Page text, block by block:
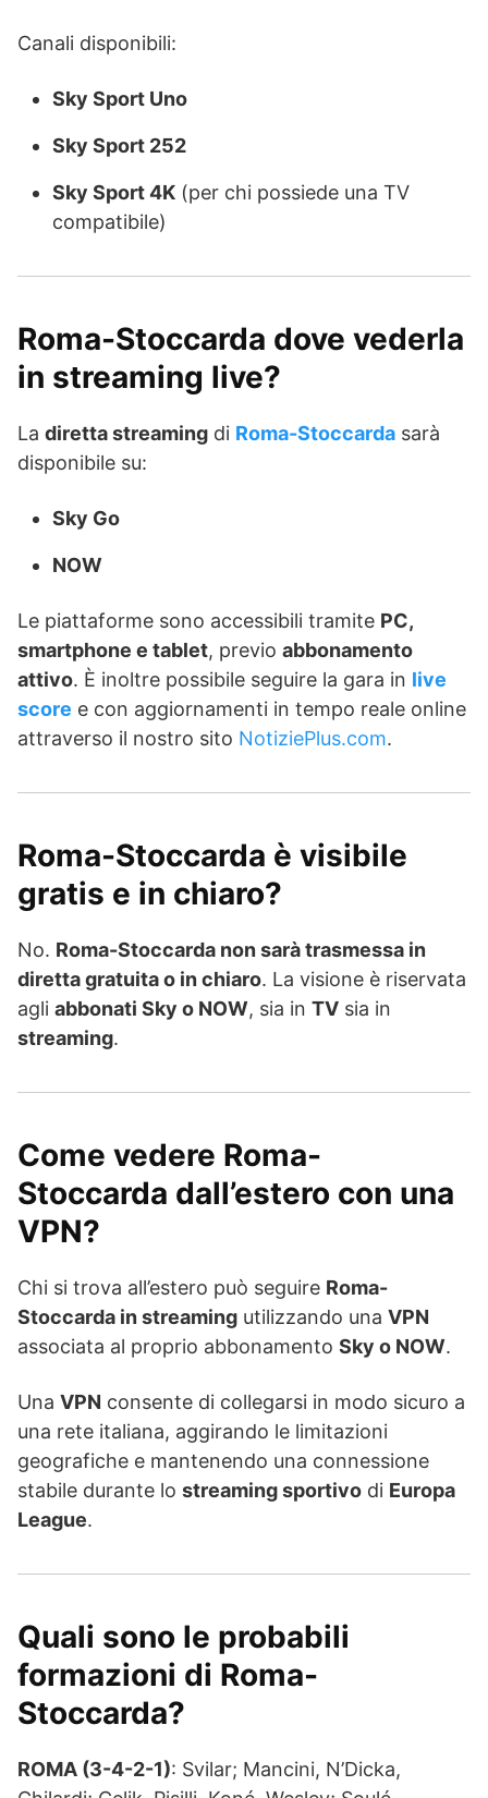
Canali disponibili:
Sky Sport Uno
Sky Sport 252
Sky Sport 4K (per chi possiede una TV
compatibile)
Roma-Stoccarda dove vederla
in streaming live?
La diretta streaming di Roma-Stoccarda sarà
disponibile su:
Sky Go
NOW
Le piattaforme sono accessibili tramite PC,
smartphone e tablet, previo abbonamento
attivo. È inoltre possibile seguire la gara in live
score e con aggiornamenti in tempo reale online
attraverso il nostro sito NotiziePlus.com.
Roma-Stoccarda è visibile
gratis e in chiaro?
No. Roma-Stoccarda non sarà trasmessa in
diretta gratuita o in chiaro. La visione è riservata
agli abbonati Sky o NOW, sia in TV sia in
streaming.
Come vedere Roma-
Stoccarda dall’estero con una
VPN?
Chi si trova all’estero può seguire Roma-
Stoccarda in streaming utilizzando una VPN
associata al proprio abbonamento Sky o NOW.
Una VPN consente di collegarsi in modo sicuro a
una rete italiana, aggirando le limitazioni
geografiche e mantenendo una connessione
stabile durante lo streaming sportivo di Europa
League.
Quali sono le probabili
formazioni di Roma-
Stoccarda?
ROMA (3-4-2-1): Svilar; Mancini, N’Dicka,